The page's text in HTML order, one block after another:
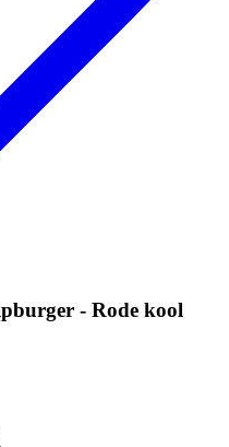
- Rode kool